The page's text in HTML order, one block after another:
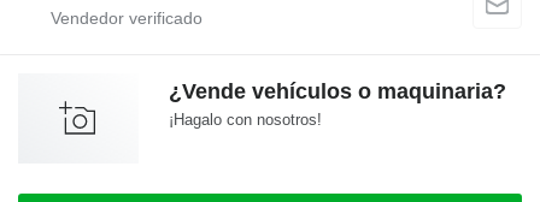
¿Vende vehículos o maquinaria?
¡Hagalo con nosotros!